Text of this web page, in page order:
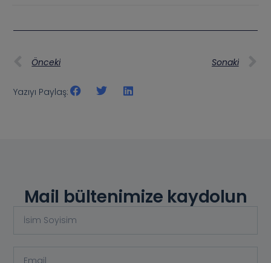
Önceki Sonaki
Yazıyı Paylaş:
Mail bültenimize kaydolun